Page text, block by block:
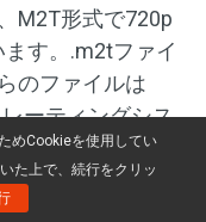
M2T形式で720p
す。.m2tファイ
のファイルは
ーティングシス
ます。
めCookieを使用してい
た上で、続行をクリッ